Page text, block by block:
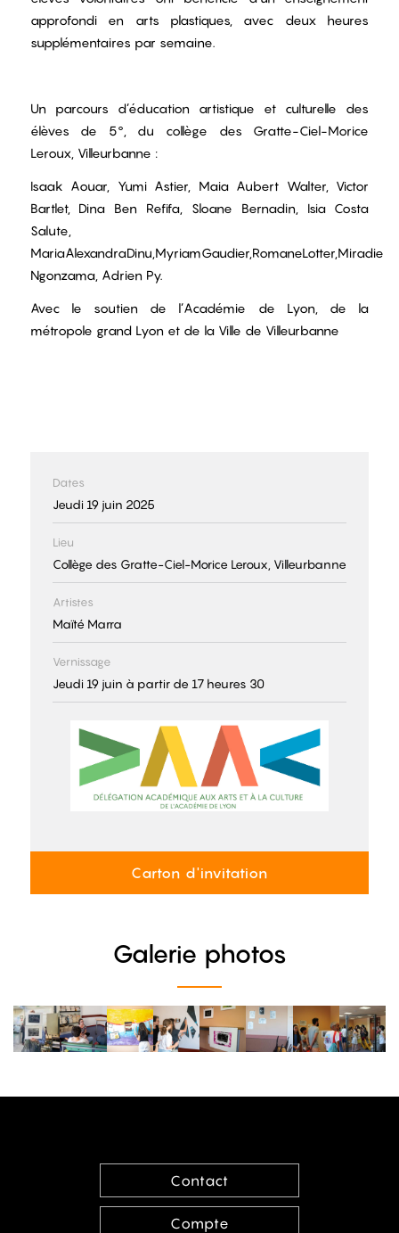
approfondi en arts plastiques, avec deux heures
supplémentaires par semaine.
Un parcours d’éducation artistique et culturelle des
élèves de 5°, du collège des Gratte-Ciel-Morice
Leroux, Villeurbanne :
Isaak Aouar, Yumi Astier, Maia Aubert Walter, Victor
Bartlet, Dina Ben Refifa, Sloane Bernadin, Isia Costa
Salute,
MariaAlexandraDinu,MyriamGaudier,RomaneLotter,Miradie
Ngonzama, Adrien Py.
Avec le soutien de l’Académie de Lyon, de la
métropole grand Lyon et de la Ville de Villeurbanne
Dates
Jeudi 19 juin 2025
Lieu
Collège des Gratte-Ciel-Morice Leroux, Villeurbanne
Artistes
Maïté Marra
Vernissage
Jeudi 19 juin à partir de 17 heures 30
Carton d'invitation
Galerie photos
Contact
Compte